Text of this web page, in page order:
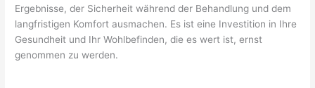
Ergebnisse, der Sicherheit während der Behandlung und dem
langfristigen Komfort ausmachen. Es ist eine Investition in Ihre
Gesundheit und Ihr Wohlbefinden, die es wert ist, ernst
genommen zu werden.